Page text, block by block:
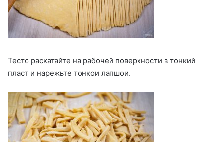
Тесто раскатайте на рабочей поверхности в тонкий
пласт и нарежьте тонкой лапшой.